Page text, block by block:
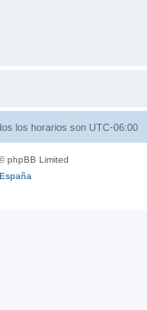
los horarios son UTC-06:00
phpBB Limited